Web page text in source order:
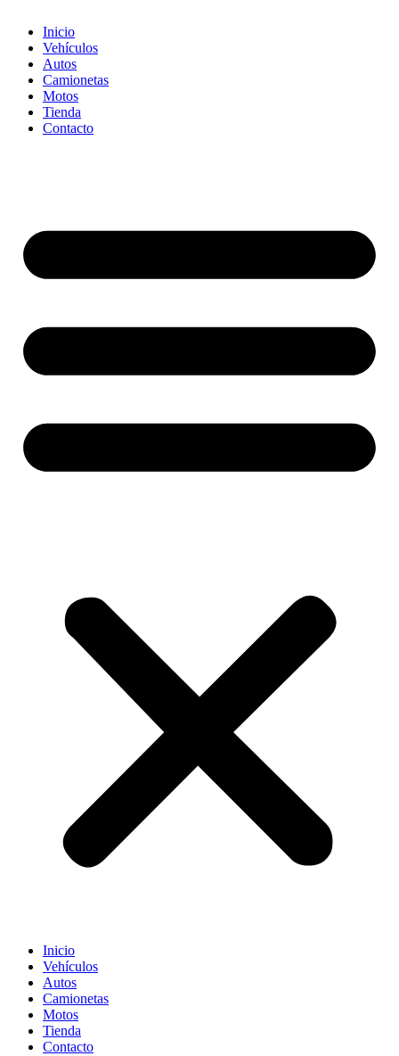
Inicio
Vehículos
Autos
Camionetas
Motos
Tienda
Contacto
Inicio
Vehículos
Autos
Camionetas
Motos
Tienda
Contacto